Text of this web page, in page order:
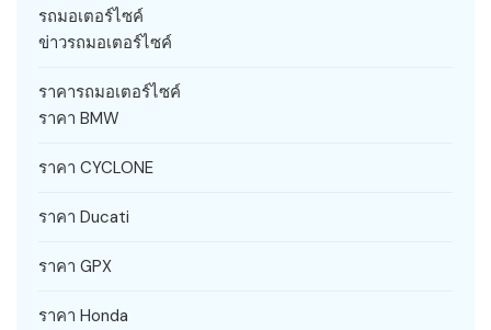
รถมอเตอร์ไซค์
ข่าวรถมอเตอร์ไซค์
ราคารถมอเตอร์ไซค์
ราคา BMW
ราคา CYCLONE
ราคา Ducati
ราคา GPX
ราคา Honda